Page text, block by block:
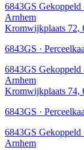
6843GS Gekoppeld
Arnhem
Kromwijkplaats 72,
6843GS ·
6843GS Gekoppeld
Arnhem
Kromwijkplaats 74,
6843GS ·
6843GS Gekoppeld
Arnhem